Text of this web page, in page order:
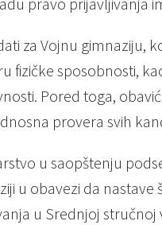
za Vojnu gimnaziju,
fizičke sposobnosti,
Pored toga,
provera svih
u saopštenju
u obavezi da
u Srednjoj stručnoj